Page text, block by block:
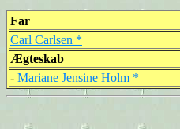
Far
Carl Carlsen *
Ægteskab
- Mariane Jensine Holm *